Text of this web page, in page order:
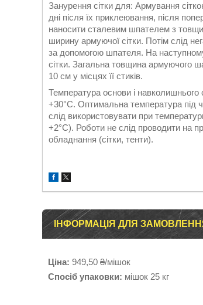
Занурення сітки для: Армування
дні після їх приклеювання, після
наносити сталевим шпателем з
ширину армуючої сітки. Потім слід
за допомогою шпателя. На
сітки. Загальна товщина армуючого
10 см у місцях її стиків.
Температура основи і навколишнього
+30°C. Оптимальна температура під
слід використовувати при
+2°C). Роботи не слід проводити на
обладнання (сітки, тенти).
ІНФОРМАЦІЯ ДЛЯ
Ціна: 949,50 ₴/мішок
Спосіб упаковки: мішок 25 кг